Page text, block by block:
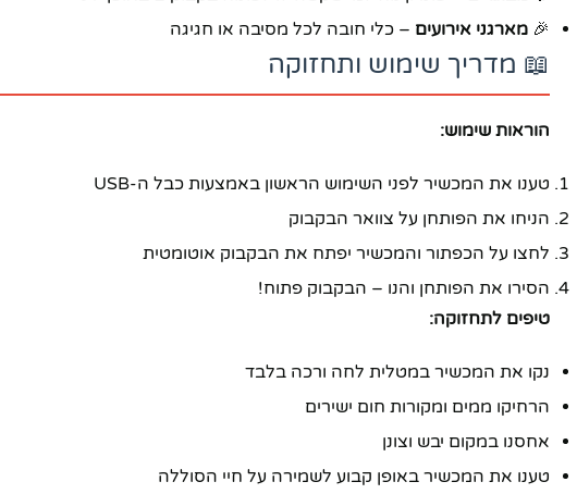
🎉 מארגני אירועים – כלי חובה לכל מסיבה או חגיגה
📖 מדריך שימוש ותחזוקה
הוראות שימוש:
טענו את המכשיר לפני השימוש הראשון באמצעות כבל ה-USB
הניחו את הפותחן על צוואר הבקבוק
לחצו על הכפתור והמכשיר יפתח את הבקבוק אוטומטית
הסירו את הפותחן והנו – הבקבוק פתוח!
טיפים לתחזוקה:
נקו את המכשיר במטלית לחה ורכה בלבד
הרחיקו ממים ומקורות חום ישירים
אחסנו במקום יבש וצונן
טענו את המכשיר באופן קבוע לשמירה על חיי הסוללה